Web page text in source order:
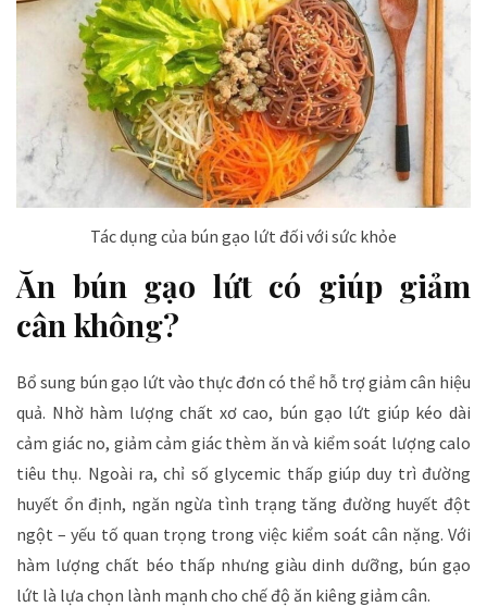
Tác dụng của bún gạo lứt đối với sức khỏe
Ăn bún gạo lứt có giúp giảm
cân không?
Bổ sung bún gạo lứt vào thực đơn có thể hỗ trợ giảm cân hiệu
quả. Nhờ hàm lượng chất xơ cao, bún gạo lứt giúp kéo dài
cảm giác no, giảm cảm giác thèm ăn và kiểm soát lượng calo
tiêu thụ. Ngoài ra, chỉ số glycemic thấp giúp duy trì đường
huyết ổn định, ngăn ngừa tình trạng tăng đường huyết đột
ngột – yếu tố quan trọng trong việc kiểm soát cân nặng. Với
hàm lượng chất béo thấp nhưng giàu dinh dưỡng, bún gạo
lứt là lựa chọn lành mạnh cho chế độ ăn kiêng giảm cân.